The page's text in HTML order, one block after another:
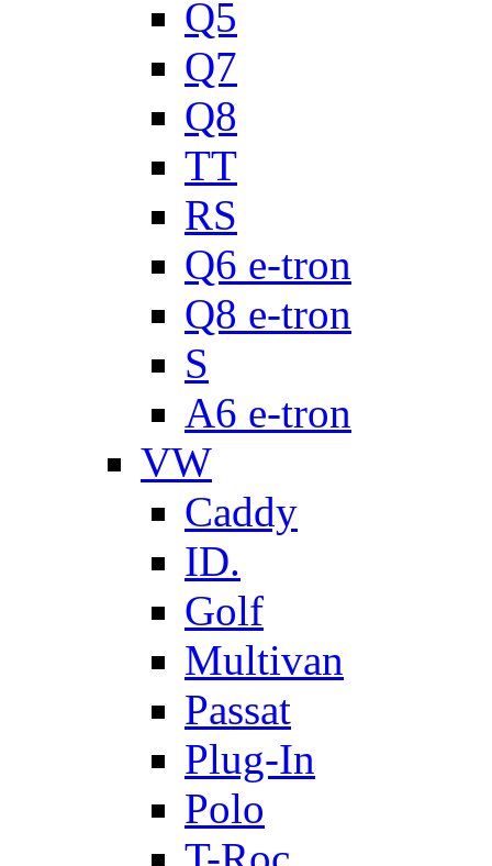
Q5
Q7
Q8
TT
RS
Q6 e-tron
Q8 e-tron
S
A6 e-tron
VW
Caddy
ID.
Golf
Multivan
Passat
Plug-In
Polo